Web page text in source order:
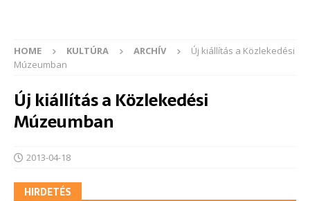
HOME KULTÚRA ARCHÍV
Új kiállítás a Közlekedési
Múzeumban
Új kiállítás a Közlekedési
Múzeumban
2013-04-18
HIRDETÉS